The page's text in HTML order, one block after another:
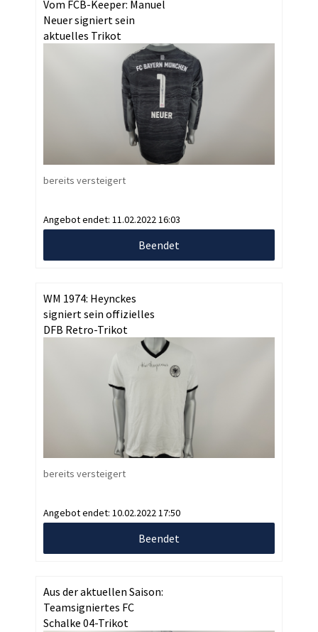
Vom FCB-Keeper: Manuel
Neuer signiert sein
aktuelles Trikot
bereits versteigert
Angebot endet: 11.02.2022 16:03
Beendet
WM 1974: Heynckes
signiert sein offizielles
DFB Retro-Trikot
bereits versteigert
Angebot endet: 10.02.2022 17:50
Beendet
Aus der aktuellen Saison:
Teamsigniertes FC
Schalke 04-Trikot